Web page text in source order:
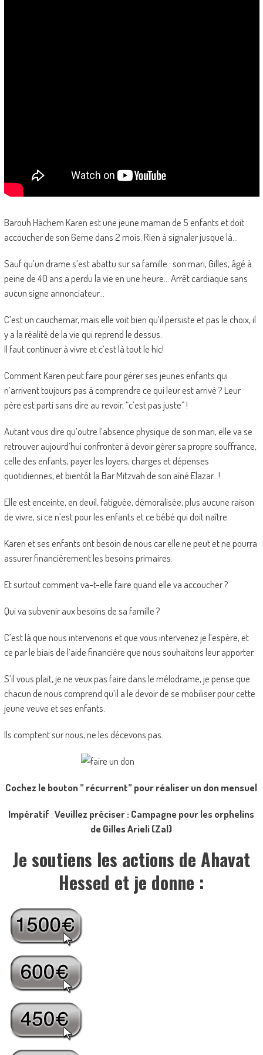
Barouh Hachem Karen est une jeune maman de 5 enfants et doit
accoucher de son 6eme dans 2 mois. Rien à signaler jusque là…
Sauf qu’un drame s’est abattu sur sa famille : son mari, Gilles, âgé à
peine de 40 ans a perdu la vie en une heure… Arrêt cardiaque sans
aucun signe annonciateur…
C’est un cauchemar, mais elle voit bien qu’il persiste et pas le choix, il
y a la réalité de la vie qui reprend le dessus.
Il faut continuer à vivre et c’est là tout le hic!
Comment Karen peut faire pour gérer ses jeunes enfants qui
n’arrivent toujours pas à comprendre ce qui leur est arrivé ? Leur
père est parti sans dire au revoir, “c’est pas juste” !
Autant vous dire qu’outre l’absence physique de son mari, elle va se
retrouver aujourd’hui confronter à devoir gérer sa propre souffrance,
celle des enfants, payer les loyers, charges et dépenses
quotidiennes, et bientôt la Bar Mitzvah de son aîné Elazar…!
Elle est enceinte, en deuil, fatiguée, démoralisée, plus aucune raison
de vivre, si ce n’est pour les enfants et ce bébé qui doit naître.
Karen et ses enfants ont besoin de nous car elle ne peut et ne pourra
assurer financièrement les besoins primaires.
Et surtout comment va-t-elle faire quand elle va accoucher ?
Qui va subvenir aux besoins de sa famille ?
C’est là que nous intervenons et que vous intervenez je l’espère, et
ce par le biais de l’aide financière que nous souhaitons leur apporter.
S’il vous plait, je ne veux pas faire dans le mélodrame, je pense que
chacun de nous comprend qu’il a le devoir de se mobiliser pour cette
jeune veuve et ses enfants.
Ils comptent sur nous, ne les décevons pas.
Cochez le bouton ” récurrent” pour réaliser un don mensuel
Impératif :Veuillez préciser : Campagne pour les orphelins
de Gilles Arieli (Zal)
Je soutiens les actions de Ahavat
Hessed et je donne :